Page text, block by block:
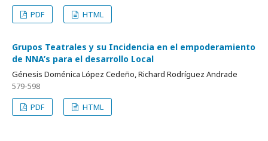
PDF
HTML
Grupos Teatrales y su Incidencia en el empoderamiento
de NNA’s para el desarrollo Local
Génesis Doménica López Cedeño, Richard Rodríguez Andrade
579-598
PDF
HTML